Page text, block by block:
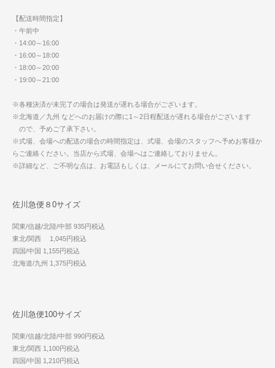
【配送時間指定】
・午前中
・14:00～16:00
・16:00～18:00
・18:00～20:00
・19:00～21:00
※各種決済が未完了の場合は発送が遅れる場合がございます。
※北海道／九州 などへのお届けの際に1～2日程配送が遅れる場合がございます
ので、予めご了承下さい。
※式場、会場への配送の場合の時間指定は、式場、会場のスタッフへ予めお客様か
らご連絡ください。当店から式場、会場へはご連絡しておりません。
※詳細など、ご不明な点は、お電話もしくは、メールにてお問い合せください。
佐川急便８0サイズ
関東/信越/北陸/中部 935円税込
東北/関西 1,045円税込
四国/中国 1,155円税込
北海道/九州 1,375円税込
佐川急便100サイズ
関東/信越/北陸/中部 990円税込
東北/関西 1,100円税込
四国/中国 1,210円税込